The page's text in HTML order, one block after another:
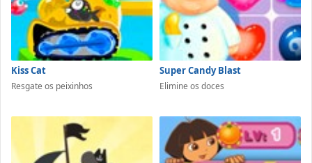
Kiss Cat
Resgate os peixinhos
Super Candy Blast
Elimine os doces